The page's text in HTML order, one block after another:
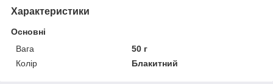
Характеристики
Основні
Вага
50 г
Колір
Блакитний